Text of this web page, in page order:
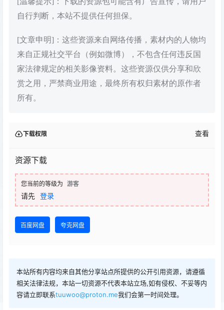
自行判断，本站不提供任何担保。
[文章申明]：这些资源来自网络传播，素材内的人物均
来自正规社交平台（例如微博），不包含任何违反国
家法律规定的相关影像资料。这些资源仅供分享和欣
赏之用，严禁商业用途，最终所有权归素材的原作者
所有。
下载权限 查看
资源下载
您当前的等级为 游客
请先 登录
百度网盘 夸克网盘
本站所有内容均来自其他分享站点所提供的公开引用资源，请遵循
相关法律法规，本站一切资源不代表本站立场,如有侵权、不妥等内
容请立即联系tuuwoo@proton.me我们会第一时间处理。